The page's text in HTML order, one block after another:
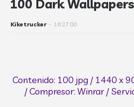
100 Dark
Kiketrucker - 16:27:00
Contenido: 100 jpg / 1440 x
/ Compresor: Winrar /